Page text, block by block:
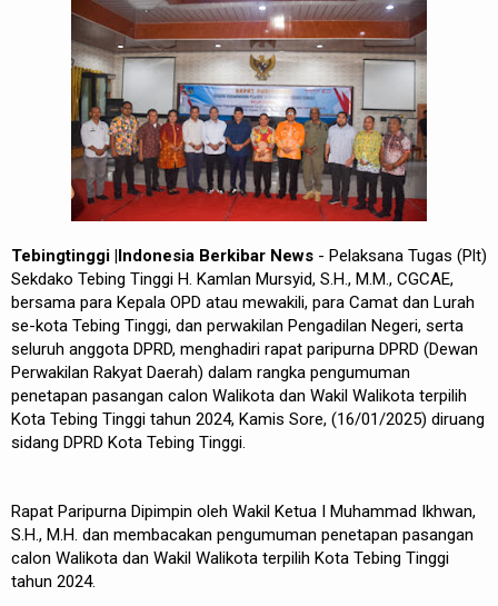
Tebingtinggi |Indonesia Berkibar News - Pelaksana Tugas (Plt)
Sekdako Tebing Tinggi H. Kamlan Mursyid, S.H., M.M., CGCAE,
bersama para Kepala OPD atau mewakili, para Camat dan Lurah
se-kota Tebing Tinggi, dan perwakilan Pengadilan Negeri, serta
seluruh anggota DPRD, menghadiri rapat paripurna DPRD (Dewan
Perwakilan Rakyat Daerah) dalam rangka pengumuman
penetapan pasangan calon Walikota dan Wakil Walikota terpilih
Kota Tebing Tinggi tahun 2024, Kamis Sore, (16/01/2025) diruang
sidang DPRD Kota Tebing Tinggi.
Rapat Paripurna Dipimpin oleh Wakil Ketua I Muhammad Ikhwan,
S.H., M.H. dan membacakan pengumuman penetapan pasangan
calon Walikota dan Wakil Walikota terpilih Kota Tebing Tinggi
tahun 2024.